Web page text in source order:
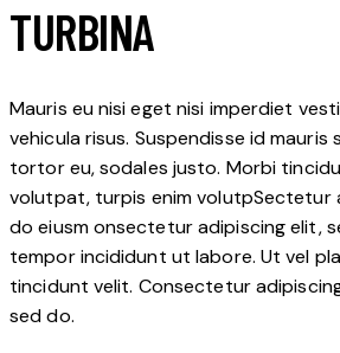
TURBINA
Mauris eu nisi eget nisi imperdiet
vehicula risus. Suspendisse id mauris
tortor eu, sodales justo. Morbi
volutpat, turpis enim volutpSectetur
do eiusm onsectetur adipiscing elit,
tempor incididunt ut labore. Ut vel
tincidunt velit. Consectetur
sed do.